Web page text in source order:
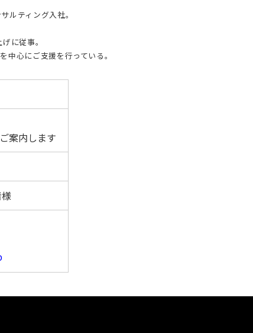
ルティング入社。
に従事。
中心にご支援を行っている。
案内します